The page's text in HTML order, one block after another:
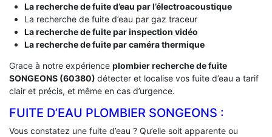
La recherche de fuite d’eau par l’électroacoustique
La recherche de fuite d’eau par gaz traceur
La recherche de fuite par inspection vidéo
La recherche de fuite par caméra thermique
Grace à notre expérience plombier recherche de fuite
SONGEONS (60380) détecter et localise vos fuite d’eau a tarif
clair et précis, et même en cas d’urgence.
FUITE D’EAU PLOMBIER SONGEONS :
Vous constatez une fuite d’eau ? Qu’elle soit apparente ou